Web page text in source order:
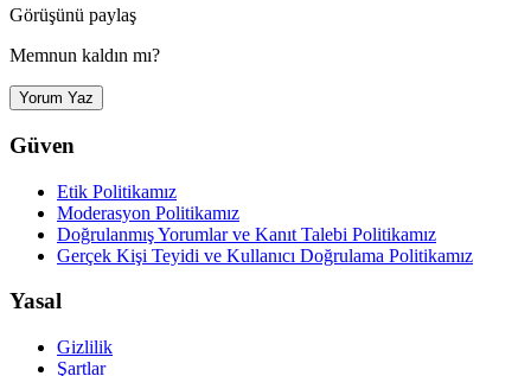
Görüşünü paylaş
Memnun kaldın mı?
Yorum Yaz
Güven
Etik Politikamız
Moderasyon Politikamız
Doğrulanmış Yorumlar ve Kanıt Talebi Politikamız
Gerçek Kişi Teyidi ve Kullanıcı Doğrulama Politikamız
Yasal
Gizlilik
Şartlar